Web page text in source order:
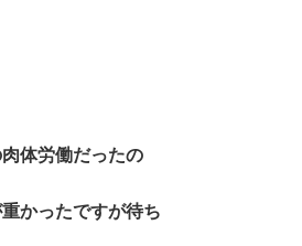
体労働だったの
かったですが待ち